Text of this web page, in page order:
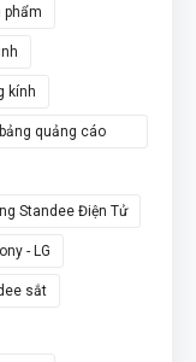
phẩm
kính
quảng cáo
Standee Điện Tử
- LG
sắt